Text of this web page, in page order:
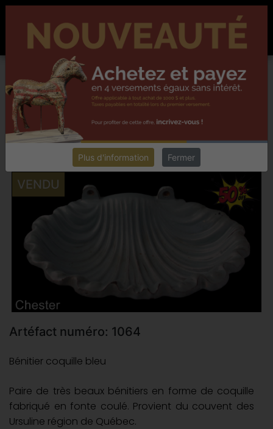
Chester collectionneur antiquités
Plus d'information Fermer
DENIS DUSSEAULT,
LAVALTRIE
INTÉGRER UN ARTÉFACT DANS VOTRE DÉCOR
VENDU
Artéfact numéro: 1064
Bénitier coquille bleu
Paire de très beaux bénitiers en forme de coquille
fabriqué en fonte coulé. Provient du couvent des
Ursuline région de Québec.